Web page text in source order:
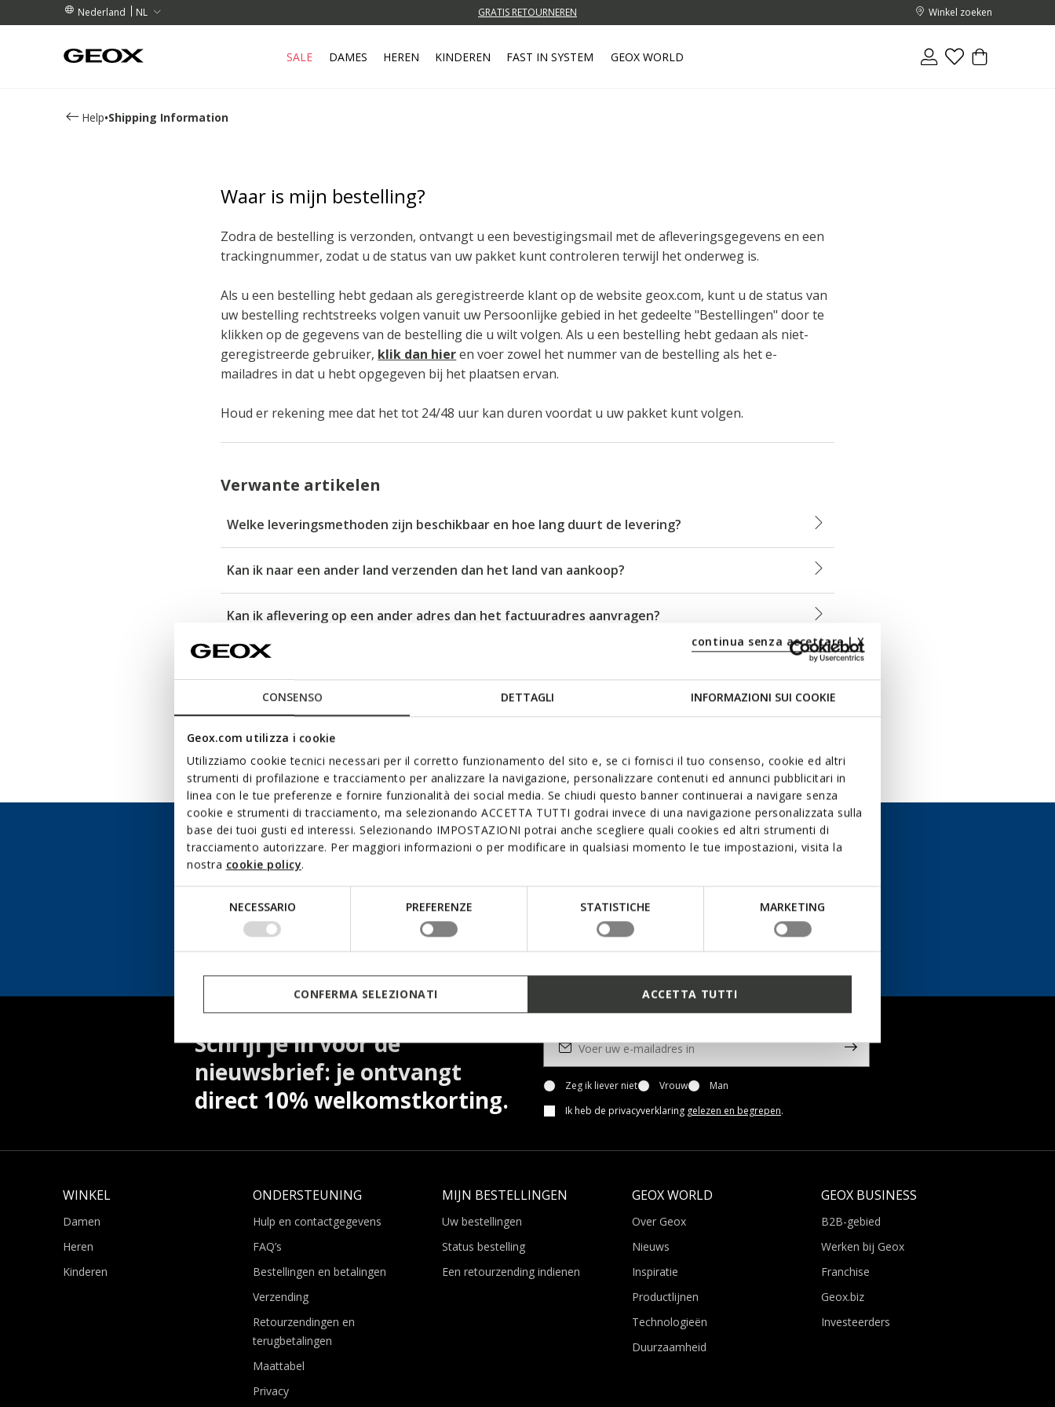
CONSENSO DETTAGLI INFORMAZIONI SUI COOKIE
Geox.com utilizza i cookie
Utilizziamo cookie tecnici necessari per il corretto funzionamento del sito e, se ci fornisci il tuo consenso, cookie ed altri
strumenti di profilazione e tracciamento per analizzare la navigazione, personalizzare contenuti ed annunci pubblicitari in
linea con le tue preferenze e fornire funzionalità dei social media. Se chiudi questo banner continuerai a navigare senza
cookie e strumenti di tracciamento, ma selezionando ACCETTA TUTTI godrai invece di una navigazione personalizzata sulla
base dei tuoi gusti ed interessi. Selezionando IMPOSTAZIONI potrai anche scegliere quali cookies ed altri strumenti di
tracciamento autorizzare. Per maggiori informazioni o per modificare in qualsiasi momento le tue impostazioni, visita la
nostra cookie policy.
NECESSARIO PREFERENZE STATISTICHE MARKETING
continua senza accettare | X
CONFERMA SELEZIONATI ACCETTA TUTTI
Nederland NL
BOVEN € 89,00 GRATIS RETOURNEREN
IN DE BUURT.
BOVEN € 89,00 Winkel zoeken
SALE DAMES HEREN KINDEREN FAST IN SYSTEM GEOX WORLD
Help•Shipping Information
Waar is mijn bestelling?
Zodra de bestelling is verzonden, ontvangt u een bevestigingsmail met de afleveringsgegevens en een
trackingnummer, zodat u de status van uw pakket kunt controleren terwijl het onderweg is.
Als u een bestelling hebt gedaan als geregistreerde klant op de website geox.com, kunt u de status van
uw bestelling rechtstreeks volgen vanuit uw Persoonlijke gebied in het gedeelte "Bestellingen" door te
klikken op de gegevens van de bestelling die u wilt volgen. Als u een bestelling hebt gedaan als niet-
geregistreerde gebruiker, klik dan hieren voer zowel het nummer van de bestelling als het e-
mailadres in dat u hebt opgegeven bij het plaatsen ervan.
Houd er rekening mee dat het tot 24/48 uur kan duren voordat u uw pakket kunt volgen.
Verwante artikelen
Welke leveringsmethoden zijn beschikbaar en hoe lang duurt de levering?
Kan ik naar een ander land verzenden dan het land van aankoop?
Kan ik aflevering op een ander adres dan het factuuradres aanvragen?
Zijn er adressen waarnaar geen bestellingen kunnen worden verzonden?
Toon alle artikelen (9)
Niet gevonden wat u zocht?
Maandag - vrijdag
BEL ONS
GA NAAR DE CONTACTPAGINA
Schrijf je in voor de
nieuwsbrief: je ontvangt
direct 10% welkomstkorting.
Zeg ik liever niet Vrouw
Man
Ik heb de privacyverklaring gelezen en begrepen.
WINKEL
Damen
Heren
Kinderen
ONDERSTEUNING
Hulp en contactgegevens
FAQ’s
Bestellingen en betalingen
Verzending
Retourzendingen en
terugbetalingen
Maattabel
Privacy
MIJN BESTELLINGEN
Uw bestellingen
Status bestelling
Een retourzending indienen
GEOX WORLD
Over Geox
Nieuws
Inspiratie
Productlijnen
Technologieën
Duurzaamheid
GEOX BUSINESS
B2B-gebied
Werken bij Geox
Franchise
Geox.biz
Investeerders